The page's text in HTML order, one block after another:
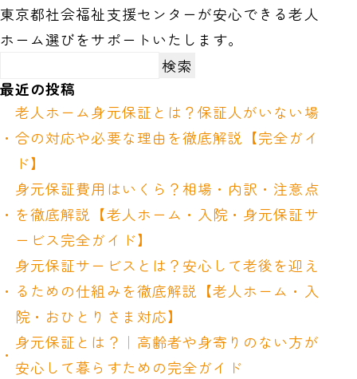
東京都社会福祉支援センターが安心できる老人
ホーム選びをサポートいたします。
検索
最近の投稿
老人ホーム身元保証とは？保証人がいない場
合の対応や必要な理由を徹底解説【完全ガイ
ド】
身元保証費用はいくら？相場・内訳・注意点
を徹底解説【老人ホーム・入院・身元保証サ
ービス完全ガイド】
身元保証サービスとは？安心して老後を迎え
るための仕組みを徹底解説【老人ホーム・入
院・おひとりさま対応】
身元保証とは？｜高齢者や身寄りのない方が
安心して暮らすための完全ガイド